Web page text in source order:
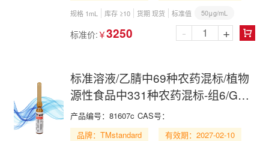
规格 1mL 库存 ≥10 货期 现货 标准值 50μg/mL
标准价: ￥3250 
- +
标准溶液/乙腈中69种农药混标/植物
源性食品中331种农药混标-组6/GB
23200.121-2021/69 Pesticide Mix in
Acetonitrile
产品编号： 81607c CAS号：
品牌：TMstandard
有效期：2027-02-10